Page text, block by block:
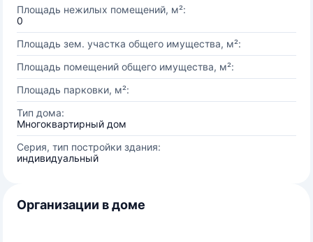
Площадь нежилых помещений, м²:
0
Площадь зем. участка общего имущества, м²:
Площадь помещений общего имущества, м²:
Площадь парковки, м²:
Тип дома:
Многоквартирный дом
Серия, тип постройки здания:
индивидуальный
Организации в доме